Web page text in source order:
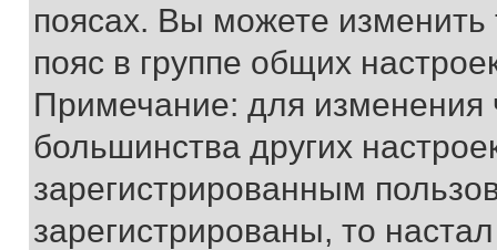
поясах. Вы можете изменить
пояс в группе общих
Примечание: для изменения
большинства других
зарегистрированным
зарегистрированы, то